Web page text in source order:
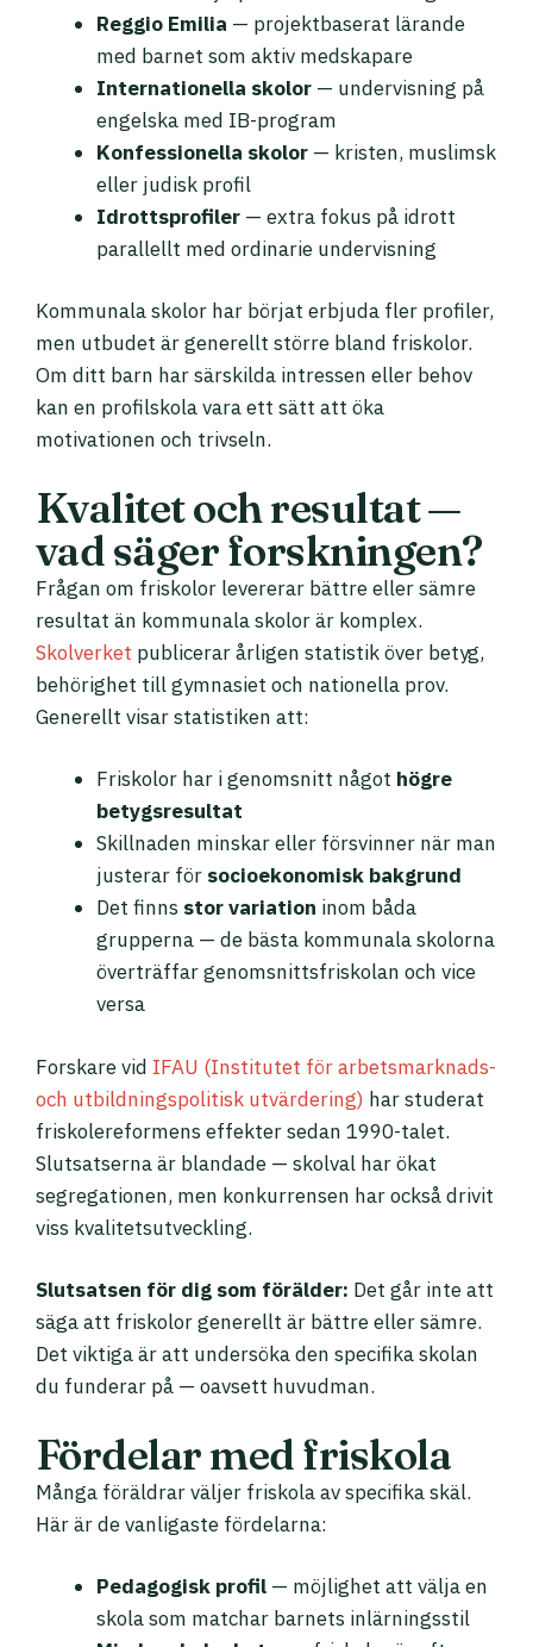
Reggio Emilia — projektbaserat lärande
med barnet som aktiv medskapare
Internationella skolor — undervisning på
engelska med IB-program
Konfessionella skolor — kristen, muslimsk
eller judisk profil
Idrottsprofiler — extra fokus på idrott
parallellt med ordinarie undervisning
Kommunala skolor har börjat erbjuda fler profiler,
men utbudet är generellt större bland friskolor.
Om ditt barn har särskilda intressen eller behov
kan en profilskola vara ett sätt att öka
motivationen och trivseln.
Kvalitet och resultat —
vad säger forskningen?
Frågan om friskolor levererar bättre eller sämre
resultat än kommunala skolor är komplex.
Skolverket publicerar årligen statistik över betyg,
behörighet till gymnasiet och nationella prov.
Generellt visar statistiken att:
Friskolor har i genomsnitt något högre
betygsresultat
Skillnaden minskar eller försvinner när man
justerar för socioekonomisk bakgrund
Det finns stor variation inom båda
grupperna — de bästa kommunala skolorna
överträffar genomsnittsfriskolan och vice
versa
Forskare vid IFAU (Institutet för arbetsmarknads-
och utbildningspolitisk utvärdering) har studerat
friskolereformens effekter sedan 1990-talet.
Slutsatserna är blandade — skolval har ökat
segregationen, men konkurrensen har också drivit
viss kvalitetsutveckling.
Slutsatsen för dig som förälder: Det går inte att
säga att friskolor generellt är bättre eller sämre.
Det viktiga är att undersöka den specifika skolan
du funderar på — oavsett huvudman.
Fördelar med friskola
Många föräldrar väljer friskola av specifika skäl.
Här är de vanligaste fördelarna:
Pedagogisk profil — möjlighet att välja en
skola som matchar barnets inlärningsstil